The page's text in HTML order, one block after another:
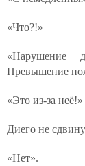
«Что?!»
«Нарушение
Превышение
«Это из-за
Диего не
«Нет».